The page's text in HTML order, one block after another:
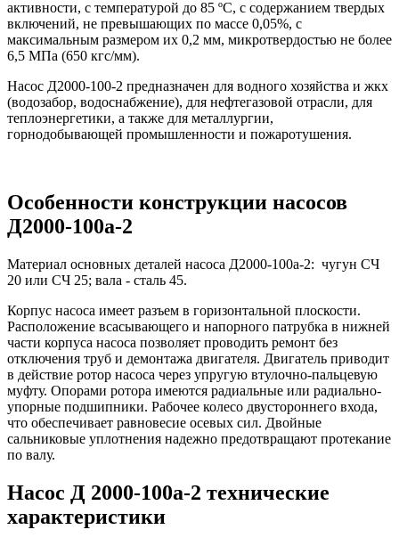
активности, с температурой до 85 ºС, с содержанием твердых
включений, не превышающих по массе 0,05%, с
максимальным размером их 0,2 мм, микротвердостью не более
6,5 МПа (650 кгс/мм).
Насос Д2000-100-2 предназначен для водного хозяйства и жкх
(водозабор, водоснабжение), для нефтегазовой отрасли, для
теплоэнергетики, а также для металлургии,
горнодобывающей промышленности и пожаротушения.
Особенности конструкции насосов
Д2000-100а-2
Материал основных деталей насоса Д2000-100а-2: чугун СЧ
20 или СЧ 25; вала - сталь 45.
Корпус насоса имеет разъем в горизонтальной плоскости.
Расположение всасывающего и напорного патрубка в нижней
части корпуса насоса позволяет проводить ремонт без
отключения труб и демонтажа двигателя. Двигатель приводит
в действие ротор насоса через упругую втулочно-пальцевую
муфту. Опорами ротора имеются радиальные или радиально-
упорные подшипники. Рабочее колесо двустороннего входа,
что обеспечивает равновесие осевых сил. Двойные
сальниковые уплотнения надежно предотвращают протекание
по валу.
Насос Д 2000-100а-2 технические
характеристики